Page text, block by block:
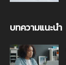
บทความแนะนำ